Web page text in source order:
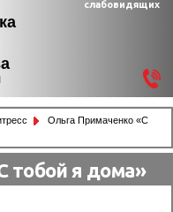
слабовидящих
Ольга Примаченко «С
тобой я дома»